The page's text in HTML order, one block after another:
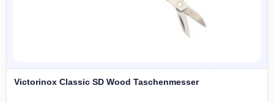
Victorinox Classic SD Wood Taschenmesser